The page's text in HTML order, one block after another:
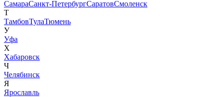
СамараСанкт-ПетербургСаратовСмоленск
Т
ТамбовТулаТюмень
У
Уфа
Х
Хабаровск
Ч
Челябинск
Я
Ярославль